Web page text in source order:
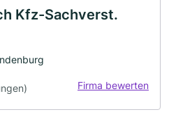
Kfz-Sachverst.
Firma bewerten